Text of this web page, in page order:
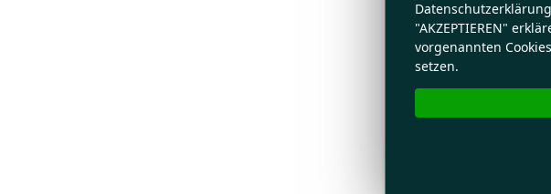
"AKZEPTIEREN"
vorgenannten
setzen.